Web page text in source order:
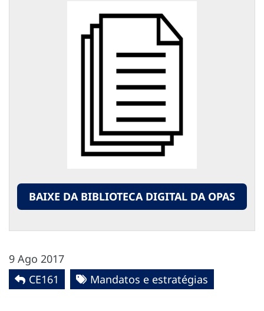
BAIXE DA BIBLIOTECA DIGITAL DA OPAS
9 Ago 2017
CE161
Mandatos e estratégias